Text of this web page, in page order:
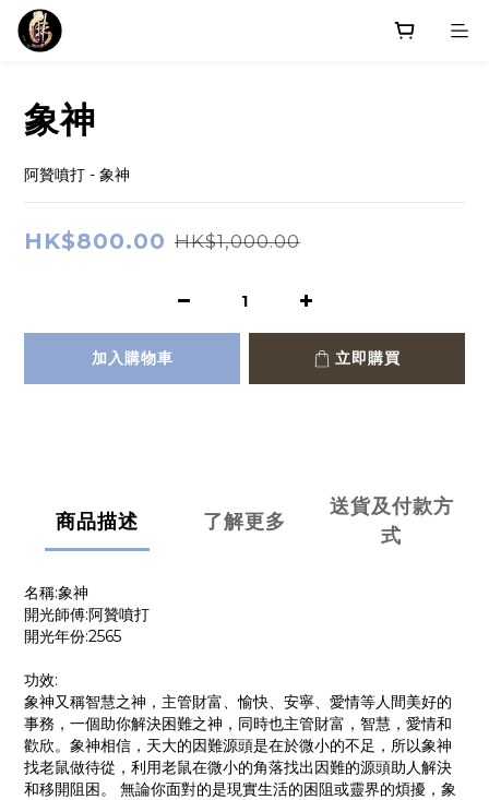
象神
阿贊噴打 - 象神
HK$800.00 HK$1,000.00
加入購物車 立即購買
商品描述 了解更多
送貨及付款方
式
名稱:象神
開光師傅:阿贊噴打
開光年份:2565
功效:
象神又稱智慧之神，主管財富、愉快、安寧、愛情等人間美好的
事務，一個助你解決困難之神，同時也主管財富，智慧，愛情和
歡欣。象神相信，天大的因難源頭是在於微小的不足，所以象神
找老鼠做待從，利用老鼠在微小的角落找出因難的源頭助人解決
和移開阻困。 無論你面對的是現實生活的困阻或靈界的煩擾，象